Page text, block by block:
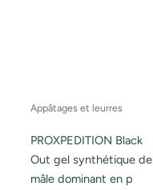
Appâtages et leurres
PROXPEDITION Black
Out gel synthétique de
mâle dominant en p